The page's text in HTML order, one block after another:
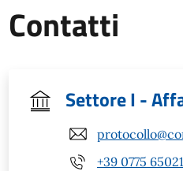
Contatti
Settore I -
+39 0775 65021